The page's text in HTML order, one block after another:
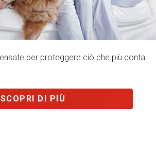
per proteggere ciò che più conta
SCOPRI DI PIÙ